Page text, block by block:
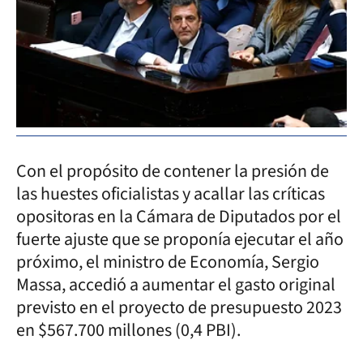
Con el propósito de contener la presión de
las huestes oficialistas y acallar las críticas
opositoras en la Cámara de Diputados por el
fuerte ajuste que se proponía ejecutar el año
próximo, el ministro de Economía, Sergio
Massa, accedió a aumentar el gasto original
previsto en el proyecto de presupuesto 2023
en $567.700 millones (0,4 PBI).